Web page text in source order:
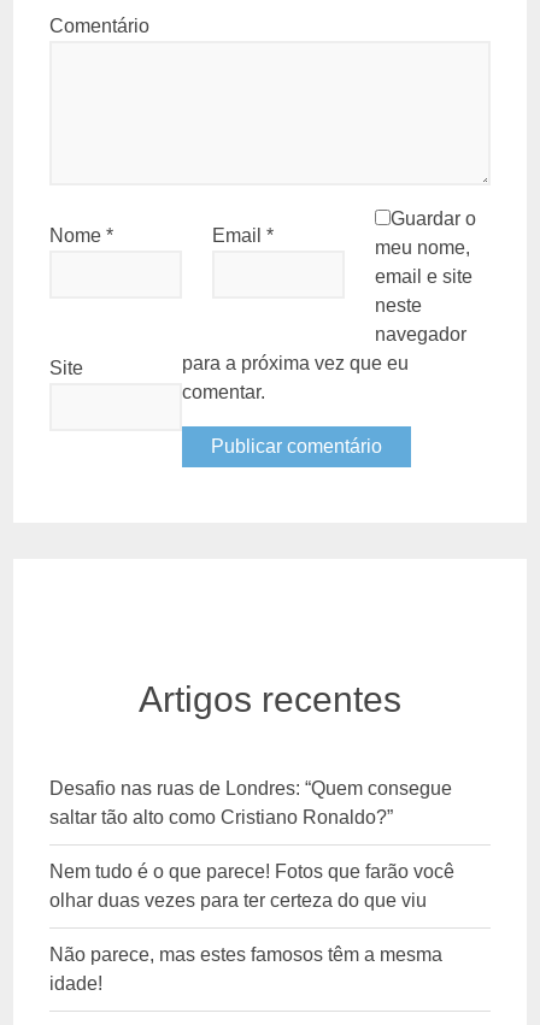
Comentário
Nome* Email *
Site
Guardar o
meu nome,
email e site
neste
navegador
para a próxima vez que eu
comentar.
Artigos recentes
Desafio nas ruas de Londres: “Quem consegue
saltar tão alto como Cristiano Ronaldo?”
Nem tudo é o que parece! Fotos que farão você
olhar duas vezes para ter certeza do que viu
Não parece, mas estes famosos têm a mesma
idade!